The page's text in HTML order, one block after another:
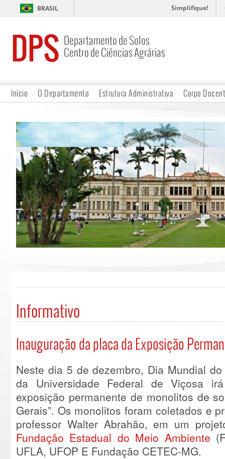
BRASIL Simplifique!
DPS Departamento de Solos
Centro de Ciências Agrárias
Início O Departamento Estrutura Administrativa Corpo
Informativo
Inauguração da placa da Exposição
Neste dia 5 de dezembro, Dia Mundial
da Universidade Federal de Viçosa
exposição permanente de monolitos de
Gerais”. Os monolitos foram coletados e
professor Walter Abrahão, em um
Fundação Estadual do Meio Ambiente
UFLA, UFOP E Fundação CETEC-MG.